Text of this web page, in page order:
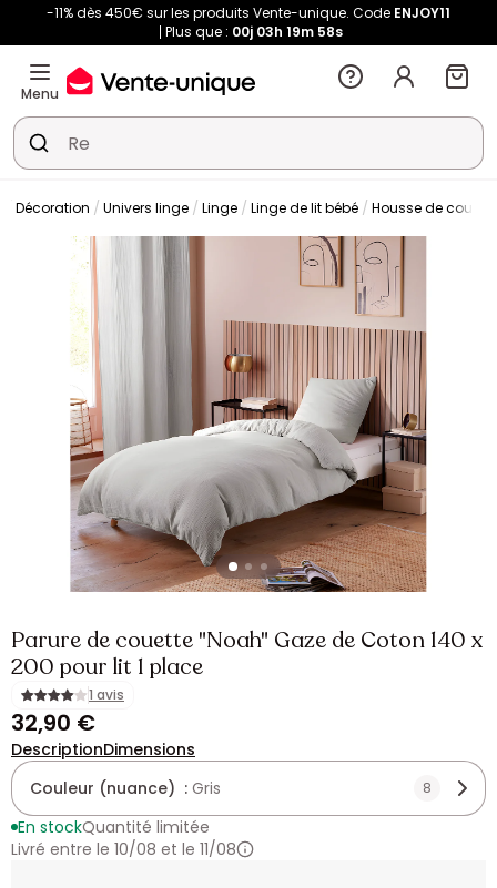
-11% dès 450€ sur les produits Vente-unique. Code ENJOY11
Plus que : 00j 03h 19m 57s
Menu
Décoration Univers linge Linge Linge de lit bébé Housse de couette
Parure de couette "Noah" Gaze de Coton 140 x
200 pour lit 1 place
1 avis
32,90 €
DescriptionDimensions
Couleur (nuance) : Gris 8
En stockQuantité limitée
Livré entre le 10/08 et le 11/08